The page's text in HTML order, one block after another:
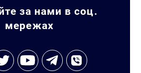
за нами в соц.
мережах